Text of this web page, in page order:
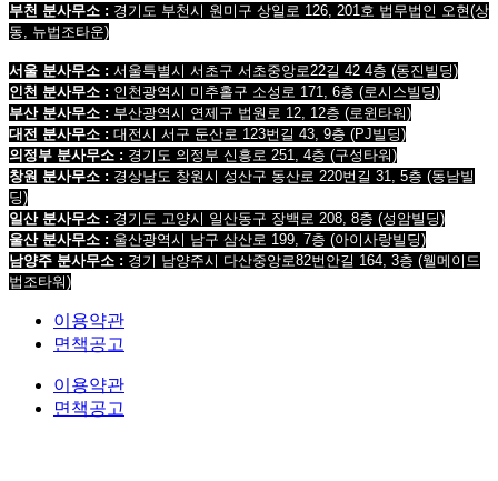
부천 분사무소 : 경기도 부천시 원미구 상일로 126, 201호 법무법인 오현(상
동, 뉴법조타운)
서울 분사무소 : 서울특별시 서초구 서초중앙로22길 42 4층 (동진빌딩)
인천 분사무소 : 인천광역시 미추홀구 소성로 171, 6층 (로시스빌딩)
부산 분사무소 : 부산광역시 연제구 법원로 12, 12층 (로윈타워)
대전 분사무소 : 대전시 서구 둔산로 123번길 43, 9층 (PJ빌딩)
의정부 분사무소 : 경기도 의정부 신흥로 251, 4층 (구성타워)
창원 분사무소 : 경상남도 창원시 성산구 동산로 220번길 31, 5층 (동남빌
딩)
일산 분사무소 : 경기도 고양시 일산동구 장백로 208, 8층 (성암빌딩)
울산 분사무소 : 울산광역시 남구 삼산로 199, 7층 (아이사랑빌딩)
남양주 분사무소 : 경기 남양주시 다산중앙로82번안길 164, 3층 (웰메이드
법조타워)
이용약관
면책공고
이용약관
면책공고